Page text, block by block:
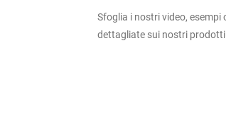
Sfoglia i nostri video,
dettagliate sui nostri prodotti.